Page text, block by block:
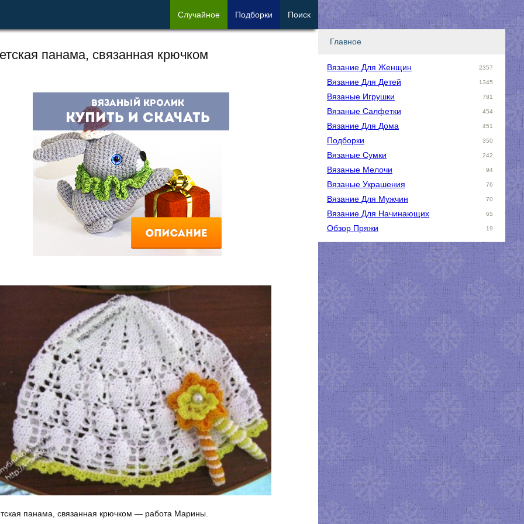
панама, связанная крючком
панама, связанная крючком — работа Марины.
Главное
Вязание Для Женщин 2357
Вязание Для Детей 1345
Вязаные Игрушки 781
Вязаные Салфетки 454
Вязание Для Дома 451
Подборки 350
Вязаные Сумки 242
Вязаные Мелочи 94
Вязаные Украшения 76
Вязание Для Мужчин 70
Вязание Для Начинающих 65
Обзор Пряжи 19
Случайное Подборки Поиск